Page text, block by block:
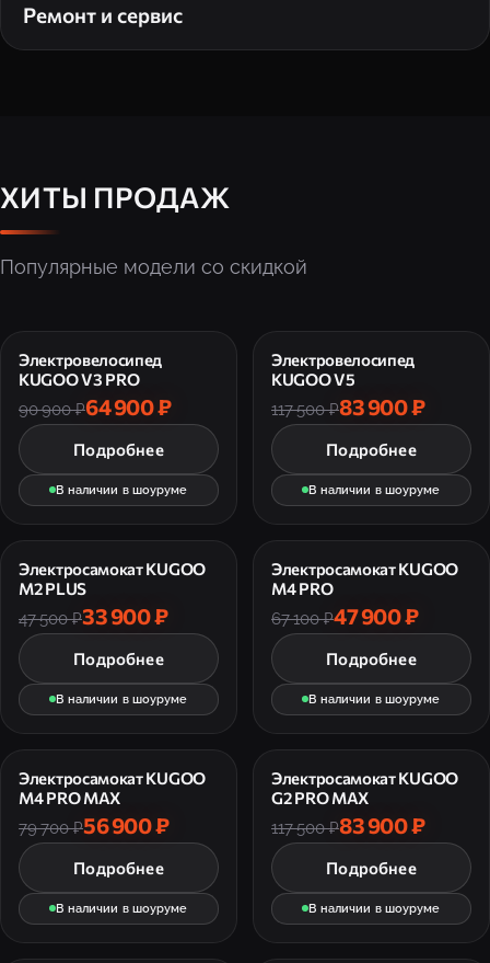
Ремонт и сервис
ХИТЫ ПРОДАЖ
Популярные модели со скидкой
Электровелосипед
KUGOO V3 PRO
90 900 ₽64 900 ₽
Подробнее
В наличии в шоуруме
Электровелосипед
KUGOO V5
117 500 ₽83 900 ₽
Подробнее
В наличии в шоуруме
Электросамокат KUGOO
M2 PLUS
47 500 ₽33 900 ₽
Подробнее
В наличии в шоуруме
Электросамокат KUGOO
M4 PRO
67 100 ₽47 900 ₽
Подробнее
В наличии в шоуруме
Электросамокат KUGOO
M4 PRO MAX
79 700 ₽56 900 ₽
Подробнее
В наличии в шоуруме
Электросамокат KUGOO
G2 PRO MAX
117 500 ₽83 900 ₽
Подробнее
В наличии в шоуруме